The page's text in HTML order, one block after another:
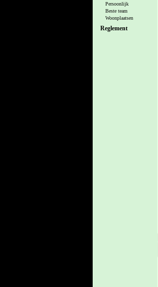
Persoonlijk
Beste team
Woonplaatsen
Reglement